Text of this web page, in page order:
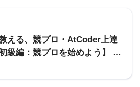
える、競プロ・AtCoder上達
級編：競プロを始めよう】 –